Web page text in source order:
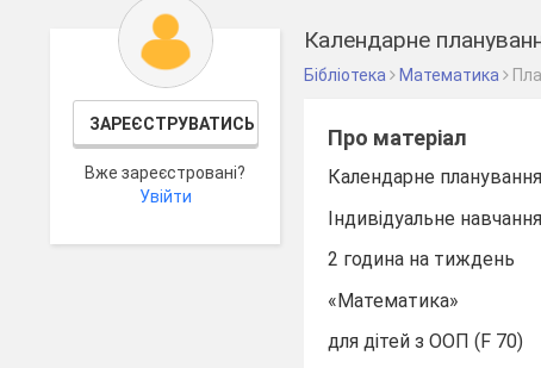
ЗАРЕЄСТРУВАТИСЬ
Вже зареєстровані?
Увійти
Бібліотека Математика
Про матеріал
Календарне
Індивідуальне навчання
2 година на тиждень
«Математика»
для дітей з ООП (F 70)